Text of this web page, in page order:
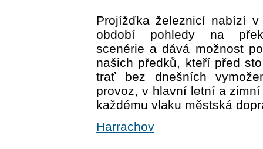
Projížďka železnicí nabízí v
období pohledy na
scenérie a dává možnost
našich předků, kteří před
trať bez dnešních
provoz, v hlavní letní a
každému vlaku městská
Harrachov